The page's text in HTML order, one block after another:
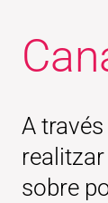
A
sobre